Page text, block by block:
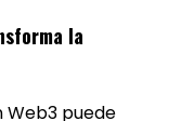
la
Web3 puede